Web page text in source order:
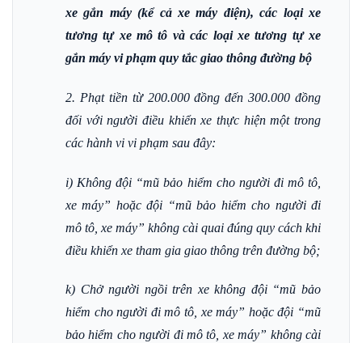
xe gắn máy (kể cả xe máy điện), các loại xe
tương tự xe mô tô và các loại xe tương tự xe
gắn máy vi phạm quy tắc giao thông đường bộ
2. Phạt tiền từ 200.000 đồng đến 300.000 đồng
đối với người điều khiển xe thực hiện một trong
các hành vi vi phạm sau đây:
i) Không đội “mũ bảo hiểm cho người đi mô tô,
xe máy” hoặc đội “mũ bảo hiểm cho người đi
mô tô, xe máy” không cài quai đúng quy cách khi
điều khiển xe tham gia giao thông trên đường bộ;
k) Chở người ngồi trên xe không đội “mũ bảo
hiểm cho người đi mô tô, xe máy” hoặc đội “mũ
bảo hiểm cho người đi mô tô, xe máy” không cài